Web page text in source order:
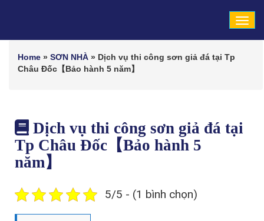
Home » SƠN NHÀ » Dịch vụ thi công sơn giả đá tại Tp
Châu Đốc【Bảo hành 5 năm】
Dịch vụ thi công sơn giả đá tại
Tp Châu Đốc【Bảo hành 5
năm】
5/5 - (1 bình chọn)